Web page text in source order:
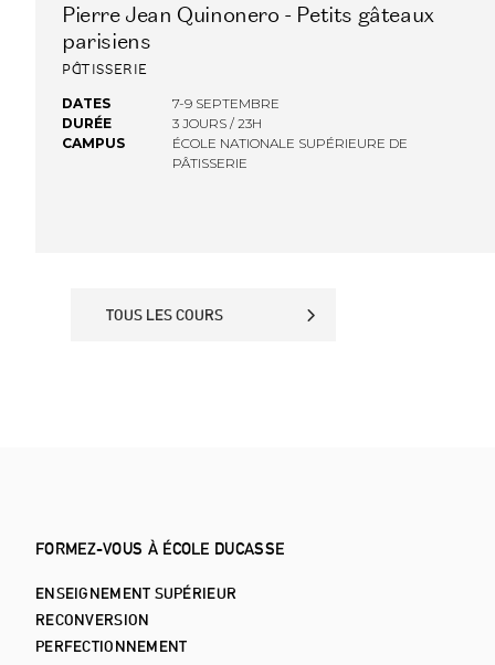
FINANCEMENT OPCO
Pierre Jean Quinonero - Petits gâteaux
parisiens
PÂTISSERIE
DATES
7-9 SEPTEMBRE
DURÉE
3 JOURS / 23H
CAMPUS
ÉCOLE NATIONALE SUPÉRIEURE DE
PÂTISSERIE
TOUS LES COURS
FORMEZ-VOUS À ÉCOLE DUCASSE
ENSEIGNEMENT SUPÉRIEUR
RECONVERSION
PERFECTIONNEMENT